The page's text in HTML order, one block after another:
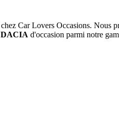
chez Car Lovers Occasions. Nous
DACIA d'occasion parmi notre